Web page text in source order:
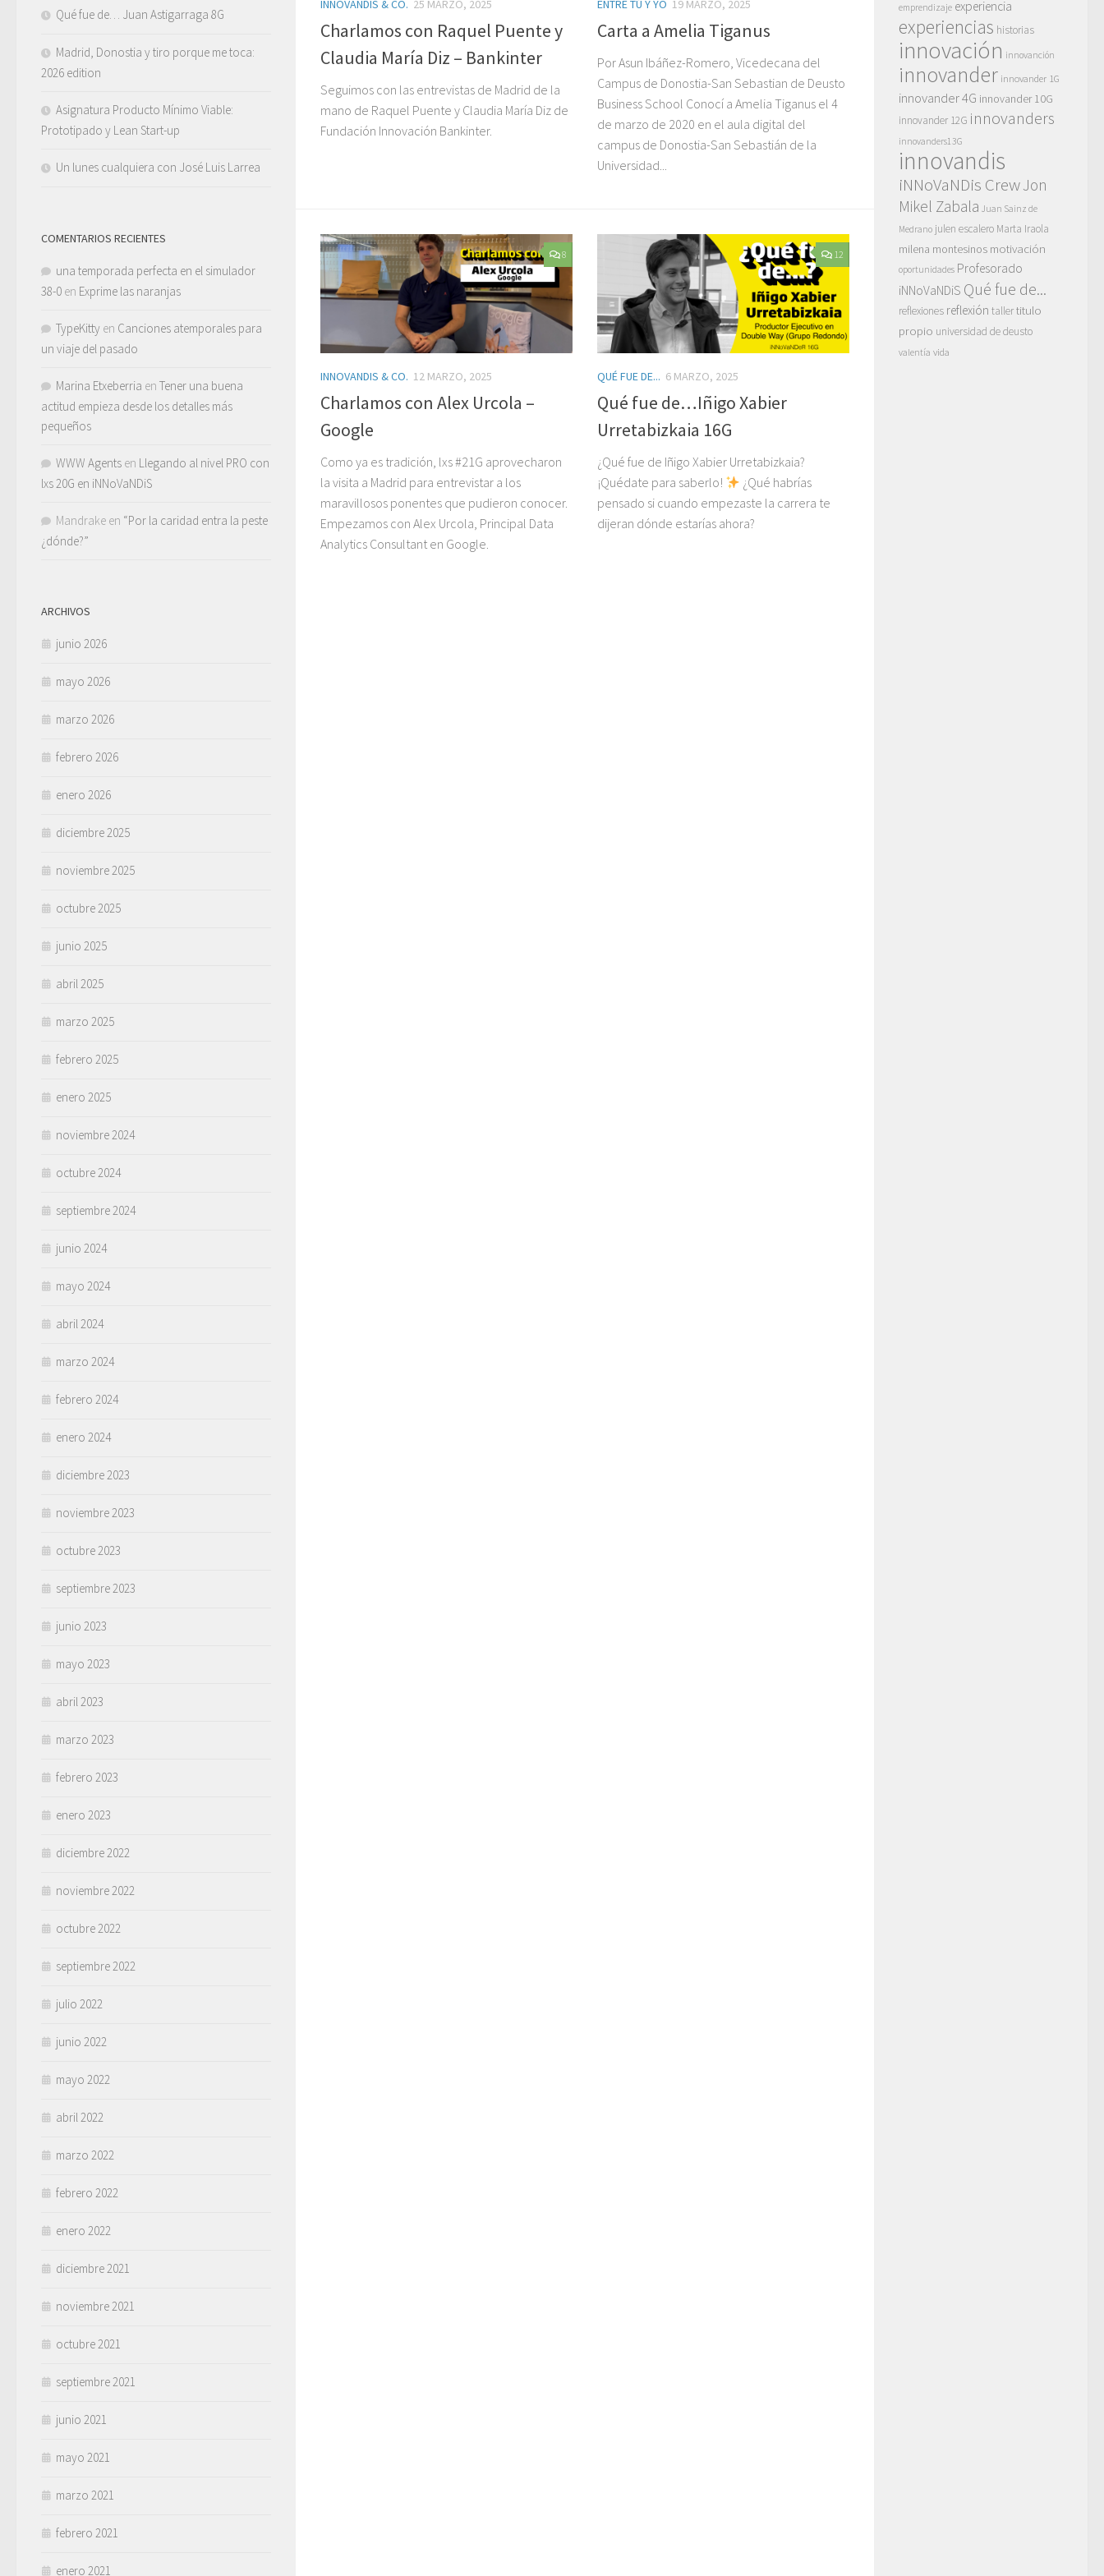
INNOVANDIS & CO. 25 MARZO, 2025
Charlamos con Raquel Puente y
Claudia María Diz – Bankinter
Seguimos con las entrevistas de Madrid de la
mano de Raquel Puente y Claudia María Diz de
Fundación Innovación Bankinter.
ENTRE TÚ Y YO 19 MARZO, 2025
Carta a Amelia Tiganus
Por Asun Ibáñez-Romero, Vicedecana del
Campus de Donostia-San Sebastian de Deusto
Business School Conocí a Amelia Tiganus el 4
de marzo de 2020 en el aula digital del
campus de Donostia-San Sebastián de la
Universidad...
8
INNOVANDIS & CO. 12 MARZO, 2025
Charlamos con Alex Urcola –
Google
Como ya es tradición, lxs #21G aprovecharon
la visita a Madrid para entrevistar a los
maravillosos ponentes que pudieron conocer.
Empezamos con Alex Urcola, Principal Data
Analytics Consultant en Google.
12
QUÉ FUE DE... 6 MARZO, 2025
Qué fue de…Iñigo Xabier
Urretabizkaia 16G
¿Qué fue de Iñigo Xabier Urretabizkaia?
¡Quédate para saberlo!
¿Qué habrías
pensado si cuando empezaste la carrera te
dijeran dónde estarías ahora?
Qué fue de… Juan Astigarraga 8G
Madrid, Donostia y tiro porque me toca:
2026 edition
Asignatura Producto Mínimo Viable:
Prototipado y Lean Start-up
Un lunes cualquiera con José Luis Larrea
COMENTARIOS RECIENTES
una temporada perfecta en el simulador
38-0 en Exprime las naranjas
TypeKitty en Canciones atemporales para
un viaje del pasado
Marina Etxeberria en Tener una buena
actitud empieza desde los detalles más
pequeños
WWW Agents en Llegando al nivel PRO con
lxs 20G en iNNoVaNDiS
Mandrake en “Por la caridad entra la peste
¿dónde?”
ARCHIVOS
junio 2026
mayo 2026
marzo 2026
febrero 2026
enero 2026
diciembre 2025
noviembre 2025
octubre 2025
junio 2025
abril 2025
marzo 2025
febrero 2025
enero 2025
noviembre 2024
octubre 2024
septiembre 2024
junio 2024
mayo 2024
abril 2024
marzo 2024
febrero 2024
enero 2024
diciembre 2023
noviembre 2023
octubre 2023
septiembre 2023
junio 2023
mayo 2023
abril 2023
marzo 2023
febrero 2023
enero 2023
diciembre 2022
noviembre 2022
octubre 2022
septiembre 2022
julio 2022
junio 2022
mayo 2022
abril 2022
marzo 2022
febrero 2022
enero 2022
diciembre 2021
noviembre 2021
octubre 2021
septiembre 2021
junio 2021
mayo 2021
marzo 2021
febrero 2021
enero 2021
emprendizaje experiencia
experiencias historias
innovación innovanción
innovander innovander 1G
innovander 4G innovander 10G
innovander 12G innovanders
innovanders13G
innovandis
iNNoVaNDis CrewJon
Mikel Zabala Juan Sainz de
Medrano julen escalero Marta Iraola
milena montesinos motivación
oportunidades Profesorado
iNNoVaNDiS Qué fue de...
reflexiones reflexión tallertitulo
propio universidad de deusto
valentía vida